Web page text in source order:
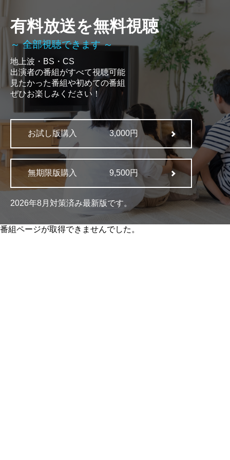
有料放送を無料視聴
～ 全部視聴できます ～
地上波・BS・CS
出演者の番組がすべて視聴可能
見たかった番組や初めての番組
ぜひお楽しみください！
お試し版購入 3,000円
無期限版購入 9,500円
2026年8月対策済み最新版です。
番組ページが取得できませんでした。